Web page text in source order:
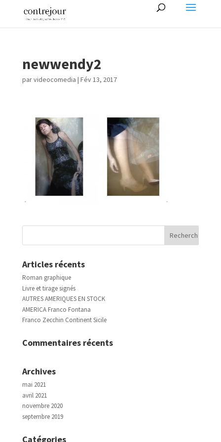
newwendy2
parvideocomedia | Fév 13, 2017
Articles récents
Roman graphique
Livre et tirage signés
AUTRES AMERIQUES EN STOCK
AMERICA Franco Fontana
Franco Zecchin Continent Sicile
Commentaires récents
Archives
mai 2021
avril 2021
novembre 2020
septembre 2019
Catégories